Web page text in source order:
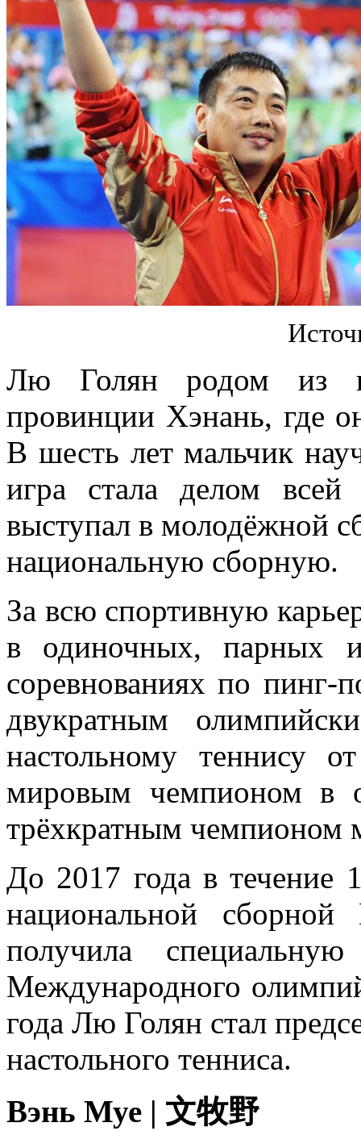
Лю Голян родом из
провинции Хэнань, где
В шесть лет мальчик
игра стала делом
выступал в молодёжной
национальную сборную.
За всю спортивную
в одиночных, парных
соревнованиях по пинг-
двукратным
настольному теннису
мировым чемпионом в
трёхкратным чемпионом
До 2017 года в течение
национальной
получила
Международного
года Лю Голян стал
настольного тенниса.
Вэнь Муе | 文牧野